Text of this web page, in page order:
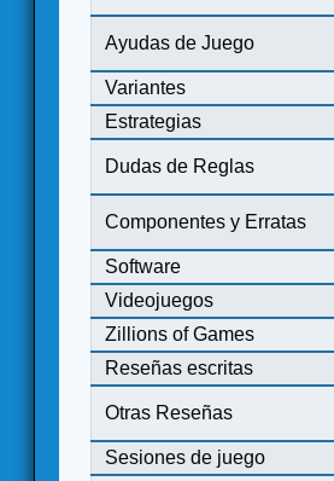
Ayudas de Juego
Variantes
Estrategias
Dudas de Reglas
Componentes y Erratas
Software
Videojuegos
Zillions of Games
Reseñas escritas
Otras Reseñas
Sesiones de juego